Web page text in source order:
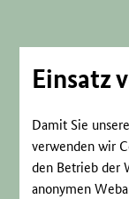
Einsatz
Damit Sie
verwenden wir
den Betrieb der
anonymen